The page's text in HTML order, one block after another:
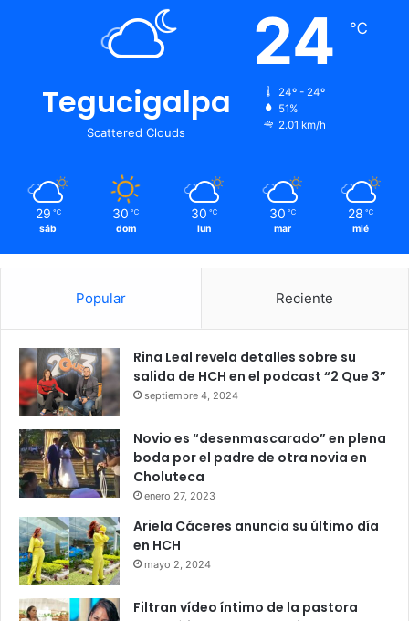
Tegucigalpa
Scattered Clouds
24 ℃
24º - 24º
51%
2.01 km/h
29 ℃
sáb
30 ℃
dom
30 ℃
lun
30 ℃
mar
28 ℃
mié
Popular Reciente
Rina Leal revela detalles sobre su
salida de HCH en el podcast “2 Que 3”
septiembre 4, 2024
Novio es “desenmascarado” en plena
boda por el padre de otra novia en
Choluteca
enero 27, 2023
Ariela Cáceres anuncia su último día
en HCH
mayo 2, 2024
Filtran vídeo íntimo de la pastora